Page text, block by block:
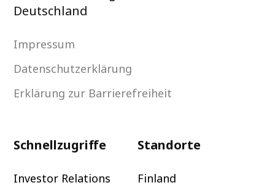
Deutschland
Impressum
Datenschutzerklärung
Erklärung zur Barrierefreiheit
Schnellzugriffe
Investor Relations
Standorte
Finland